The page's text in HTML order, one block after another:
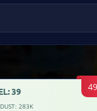
39
283K